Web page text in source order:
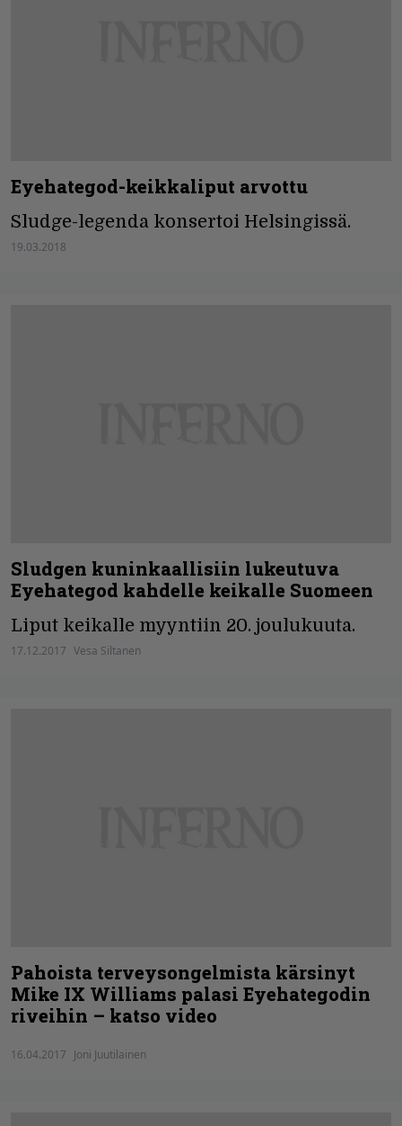
Eyehategod-keikkaliput arvottu
Sludge-legenda konsertoi Helsingissä.
19.03.2018
Sludgen kuninkaallisiin lukeutuva
Eyehategod kahdelle keikalle Suomeen
Liput keikalle myyntiin 20. joulukuuta.
17.12.2017 Vesa Siltanen
Pahoista terveysongelmista kärsinyt
Mike IX Williams palasi Eyehategodin
riveihin – katso video
16.04.2017 Joni Juutilainen